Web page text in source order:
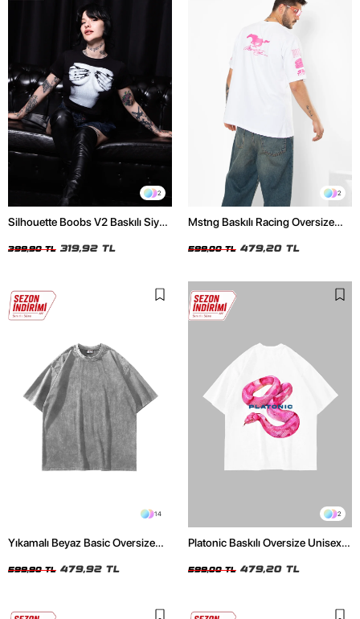
2
Silhouette Boobs V2 Baskılı Siyah
399,90 TL 319,92 TL
2
Mstng Baskılı Racing Oversize
599,00 TL 479,20 TL
14
Yıkamalı Beyaz Basic Oversize
599,90 TL 479,92 TL
2
Platonic Baskılı Oversize Unisex
599,00 TL 479,20 TL